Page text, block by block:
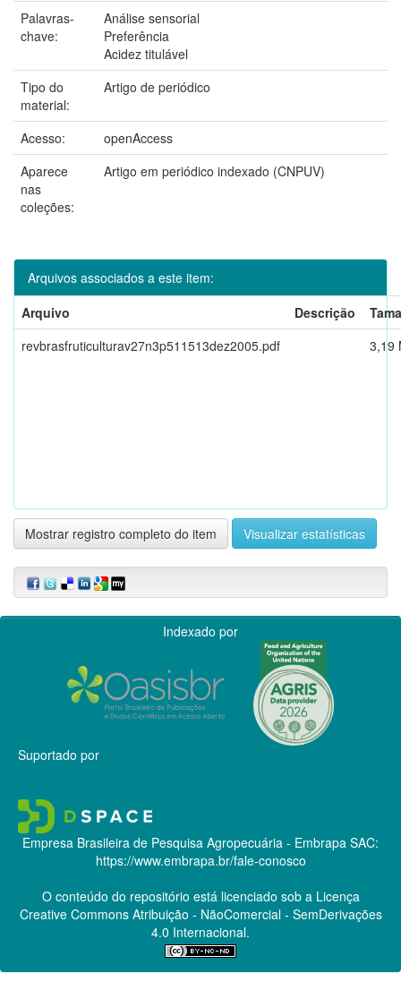
Palavras-
chave:
Análise sensorial
Preferência
Acidez titulável
Tipo do
material:
Artigo de periódico
Acesso:
openAccess
Aparece
nas
coleções:
Artigo em periódico indexado (CNPUV)
Arquivos associados a este item:
Arquivo
Descrição
revbrasfruticulturav27n3p511513dez2005.pdf
3,19
Mostrar registro completo do item Visualizar estatísticas
Indexado por
Suportado por
Empresa Brasileira de Pesquisa Agropecuária - Embrapa SAC:
https://www.embrapa.br/fale-conosco
O conteúdo do repositório está licenciado sob a Licença
Creative CommonsAtribuição - NãoComercial - SemDerivações
4.0 Internacional.